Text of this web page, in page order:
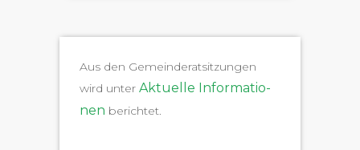
Aus den Gemein­der­at­sitzun­gen
wird unter Aktuelle Infor­ma­tio­
nen berichtet.